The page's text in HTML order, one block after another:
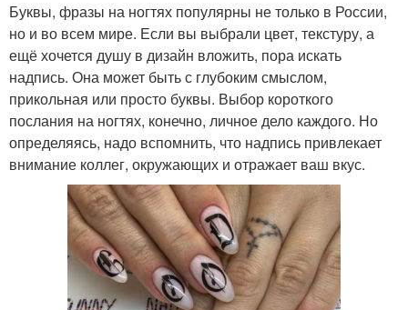
Буквы, фразы на ногтях популярны не только в России,
но и во всем мире. Если вы выбрали цвет, текстуру, а
ещё хочется душу в дизайн вложить, пора искать
надпись. Она может быть с глубоким смыслом,
прикольная или просто буквы. Выбор короткого
послания на ногтях, конечно, личное дело каждого. Но
определяясь, надо вспомнить, что надпись привлекает
внимание коллег, окружающих и отражает ваш вкус.